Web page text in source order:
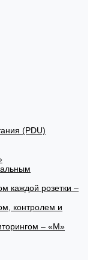
(PDU)
каждой розетки –
контролем и
– «М»